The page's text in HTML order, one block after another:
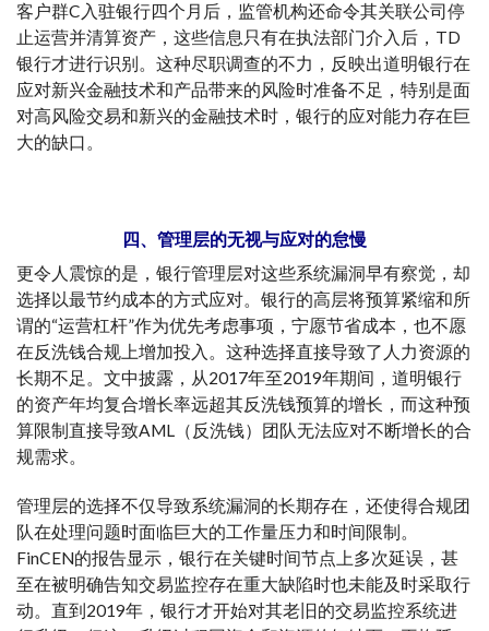
客户群C入驻银行四个月后，监管机构还命令其关联公司停
止运营并清算资产，这些信息只有在执法部门介入后，TD
银行才进行识别。这种尽职调查的不力，反映出道明银行在
应对新兴金融技术和产品带来的风险时准备不足，特别是面
对高风险交易和新兴的金融技术时，银行的应对能力存在巨
大的缺口。
四、管理层的无视与应对的怠慢
更令人震惊的是，银行管理层对这些系统漏洞早有察觉，却
选择以最节约成本的方式应对。银行的高层将预算紧缩和所
谓的“运营杠杆”作为优先考虑事项，宁愿节省成本，也不愿
在反洗钱合规上增加投入。这种选择直接导致了人力资源的
长期不足。文中披露，从2017年至2019年期间，道明银行
的资产年均复合增长率远超其反洗钱预算的增长，而这种预
算限制直接导致AML（反洗钱）团队无法应对不断增长的合
规需求。
管理层的选择不仅导致系统漏洞的长期存在，还使得合规团
队在处理问题时面临巨大的工作量压力和时间限制。
FinCEN的报告显示，银行在关键时间节点上多次延误，甚
至在被明确告知交易监控存在重大缺陷时也未能及时采取行
动。直到2019年，银行才开始对其老旧的交易监控系统进